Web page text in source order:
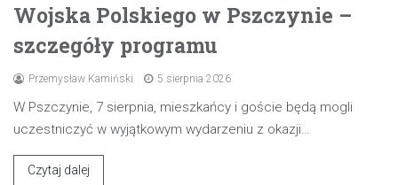
Wojska Polskiego w Pszczynie –
szczegóły programu
Przemysław Kamiński 5 sierpnia 2026
W Pszczynie, 7 sierpnia, mieszkańcy i goście będą mogli
uczestniczyć w wyjątkowym wydarzeniu z okazji…
Czytaj dalej